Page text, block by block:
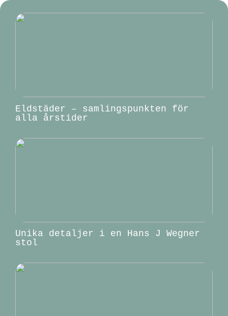
Eldstäder – samlingspunkten för
alla årstider
Unika detaljer i en Hans J Wegner
stol